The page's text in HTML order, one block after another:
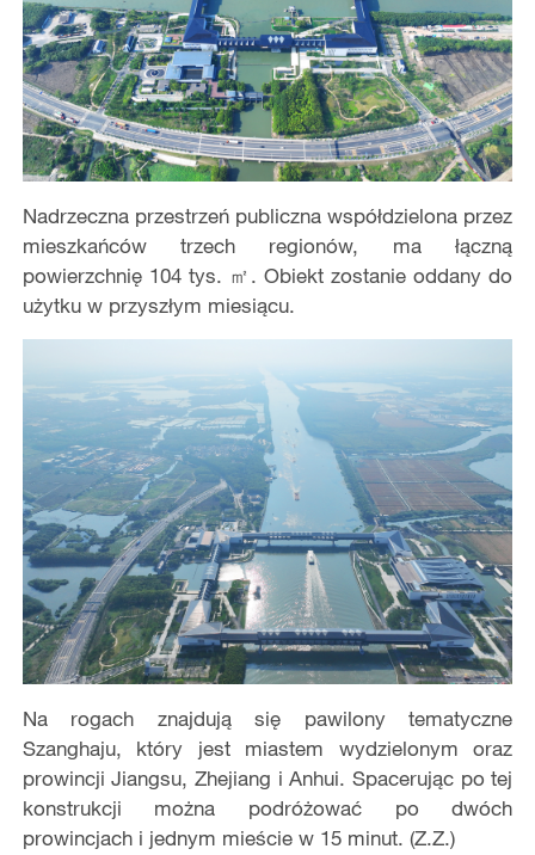
Nadrzeczna przestrzeń publiczna współdzielona przez
mieszkańców trzech regionów, ma łączną
powierzchnię 104 tys. ㎡. Obiekt zostanie oddany do
użytku w przyszłym miesiącu.
Na rogach znajdują się pawilony tematyczne
Szanghaju, który jest miastem wydzielonym oraz
prowincji Jiangsu, Zhejiang i Anhui. Spacerując po tej
konstrukcji można podróżować po dwóch
prowincjach i jednym mieście w 15 minut. (Z.Z.)